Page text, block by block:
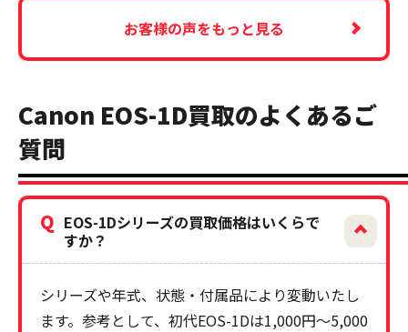
お客様の声をもっと見る
Canon EOS-1D買取のよくあるご
質問
Q EOS-1Dシリーズの買取価格はいくらで
すか？
シリーズや年式、状態・付属品により変動いたし
ます。参考として、初代EOS-1Dは1,000円〜5,000